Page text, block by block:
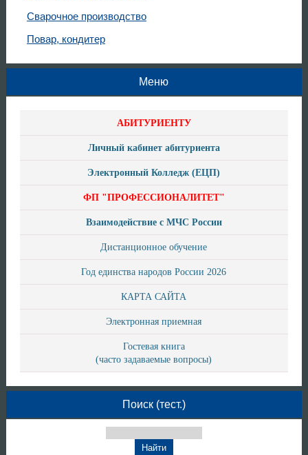
Сварочное производство
Повар, кондитер
Меню
АБИТУРИЕНТУ
Личный кабинет абитуриента
Электронный Колледж (ЕЦП)
ФП "ПРОФЕССИОНАЛИТЕТ"
Взаимодействие с МЧС России
Дистанционное обучение
Год единства народов России 2026
КАРТА САЙТА
Электронная приемная
Гостевая книга
(часто задаваемые вопросы)
Поиск (тест.)